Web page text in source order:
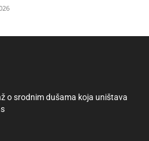
o srodnim dušama koja uništava